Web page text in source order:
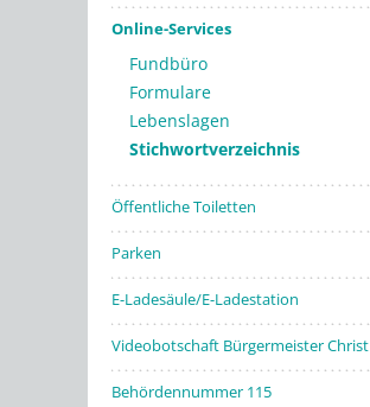
Online-Services
Fundbüro
Formulare
Lebenslagen
Stichwortverzeichnis
Öffentliche Toiletten
Parken
E-Ladesäule/E-Ladestation
Videobotschaft Bürgermeister Christ
Behördennummer 115